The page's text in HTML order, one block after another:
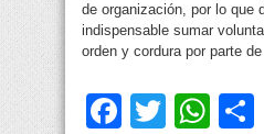
de organización, por lo que
indispensable sumar
orden y cordura por parte
Facebook
Twitter